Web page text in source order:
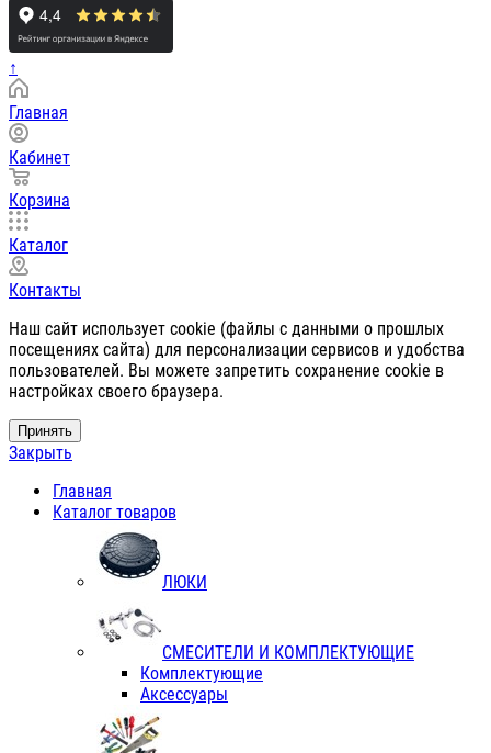
↑
Главная
Кабинет
Корзина
Каталог
Контакты
Наш сайт использует cookie (файлы с данными о прошлых
посещениях сайта) для персонализации сервисов и удобства
пользователей. Вы можете запретить сохранение cookie в
настройках своего браузера.
Принять
Закрыть
Главная
Каталог товаров
ЛЮКИ
СМЕСИТЕЛИ И КОМПЛЕКТУЮЩИЕ
Комплектующие
Аксессуары